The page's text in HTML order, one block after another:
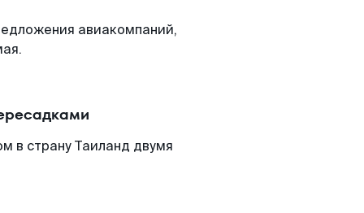
авиакомпаний,
в страну Таиланд двумя